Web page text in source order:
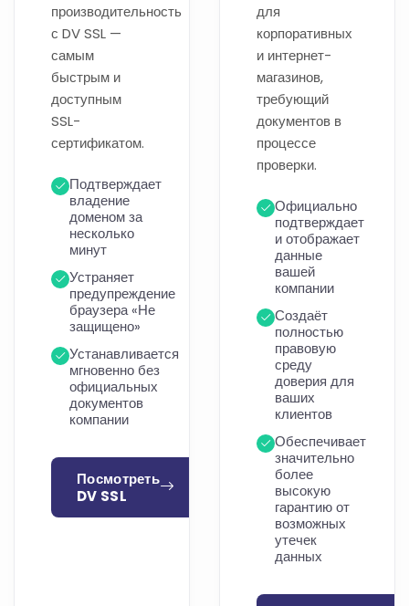
производительность
с DV SSL —
самым
быстрым и
доступным
SSL-
сертификатом.
Подтверждает
владение
доменом за
несколько
минут
Устраняет
предупреждение
браузера «Не
защищено»
Устанавливается
мгновенно без
официальных
документов
компании
Посмотреть
DV SSL
для
корпоративных
и интернет-
магазинов,
требующий
документов в
процессе
проверки.
Официально
подтверждает
и отображает
данные
вашей
компании
Создаёт
полностью
правовую
среду
доверия для
ваших
клиентов
Обеспечивает
значительно
более
высокую
гарантию от
возможных
утечек
данных